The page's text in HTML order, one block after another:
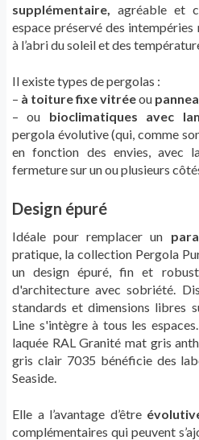
supplémentaire,
agréable et
espace préservé des intempéries
à l’abri du soleil et des
Il existe types de pergolas :
– à toiture fixe vitréeou
– ou bioclimatiques avec
pergola évolutive (qui, comme
en fonction des envies, avec
fermeture sur un ou plusieurs
Design épuré
Idéale pour remplacer un
pratique, la collection Pergola
un design épuré, fin et
d'architecture avec sobriété.
standards et dimensions libres
Line s'intègre à tous les
laquée RAL Granité mat gris
gris clair 7035 bénéficie des
Seaside.
Elle a l’avantage d’être
complémentaires qui peuvent